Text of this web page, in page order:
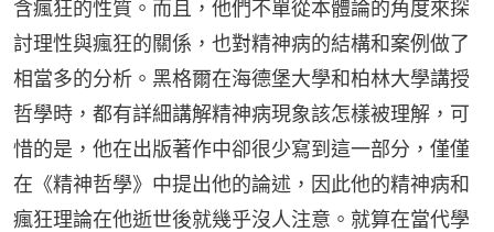
含瘋狂的性質。而且，他們不單從本體論的角度來探
討理性與瘋狂的關係，也對精神病的結構和案例做了
相當多的分析。黑格爾在海德堡大學和柏林大學講授
哲學時，都有詳細講解精神病現象該怎樣被理解，可
惜的是，他在出版著作中卻很少寫到這一部分，僅僅
在《精神哲學》中提出他的論述，因此他的精神病和
瘋狂理論在他逝世後就幾乎沒人注意。就算在當代學